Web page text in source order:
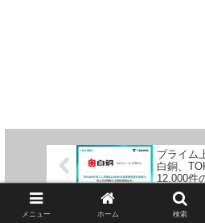
プライム
白銅、
12,000件
人的資本開示は「企業価値向
上」の実践フェーズへ移行、タ
メニュー ホーム 検索